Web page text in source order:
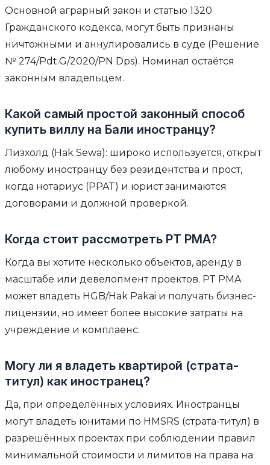
Основной аграрный закон и статью 1320
Гражданского кодекса, могут быть признаны
ничтожными и аннулировались в суде (Решение
№ 274/Pdt.G/2020/PN Dps). Номинал остаётся
законным владельцем.
Какой самый простой законный способ
купить виллу на Бали иностранцу?
Лизхолд (Hak Sewa): широко используется, открыт
любому иностранцу без резидентства и прост,
когда нотариус (PPAT) и юрист занимаются
договорами и должной проверкой.
Когда стоит рассмотреть PT PMA?
Когда вы хотите несколько объектов, аренду в
масштабе или девелопмент проектов. PT PMA
может владеть HGB/Hak Pakai и получать бизнес-
лицензии, но имеет более высокие затраты на
учреждение и комплаенс.
Могу ли я владеть квартирой (страта-
титул) как иностранец?
Да, при определённых условиях. Иностранцы
могут владеть юнитами по HMSRS (страта-титул) в
разрешённых проектах при соблюдении правил
минимальной стоимости и лимитов на права на